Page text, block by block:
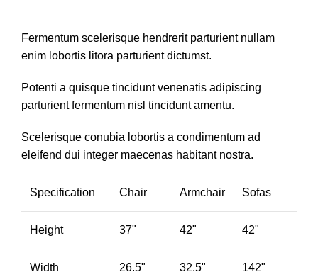
Fermentum scelerisque hendrerit parturient nullam
enim lobortis litora parturient dictumst.
Potenti a quisque tincidunt venenatis adipiscing
parturient fermentum nisl tinciduntamentu.
Scelerisque conubia lobortis a condimentum ad
eleifend dui integer maecenas habitant nostra.
Specification Chair Armchair Sofas
Height 37" 42" 42"
Width 26.5" 32.5" 142"